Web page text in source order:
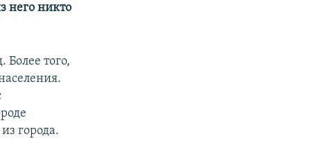
него никто
Более того,
города.